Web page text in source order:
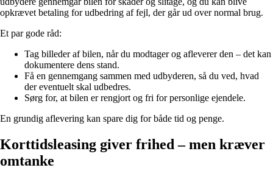
opkrævet betaling for udbedring af fejl, der går ud over normal brug.
Et par gode råd:
Tag billeder af bilen, når du modtager og afleverer den – det kan
dokumentere dens stand.
Få en gennemgang sammen med udbyderen, så du ved, hvad
der eventuelt skal udbedres.
Sørg for, at bilen er rengjort og fri for personlige ejendele.
En grundig aflevering kan spare dig for både tid og penge.
Korttidsleasing giver frihed – men kræver
omtanke